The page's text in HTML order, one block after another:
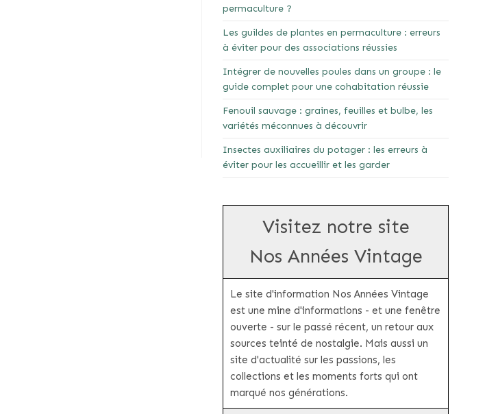
permaculture ?
Les guildes de plantes en permaculture : erreurs
à éviter pour des associations réussies
Intégrer de nouvelles poules dans un groupe : le
guide complet pour une cohabitation réussie
Fenouil sauvage : graines, feuilles et bulbe, les
variétés méconnues à découvrir
Insectes auxiliaires du potager : les erreurs à
éviter pour les accueillir et les garder
Visitez notre site
Nos Années Vintage
Le site d'information Nos Années Vintage
est une mine d'informations - et une fenêtre
ouverte - sur le passé récent, un retour aux
sources teinté de nostalgie. Mais aussi un
site d'actualité sur les passions, les
collections et les moments forts qui ont
marqué nos générations.